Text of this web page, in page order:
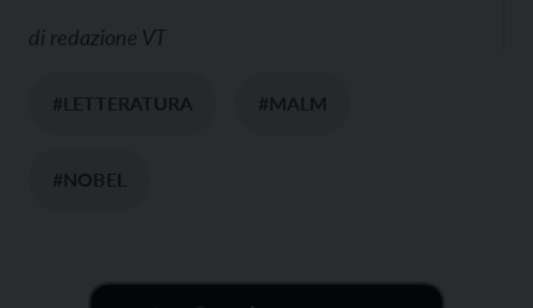
di redazione VT
#LETTERATURA #MALM
#NOBEL